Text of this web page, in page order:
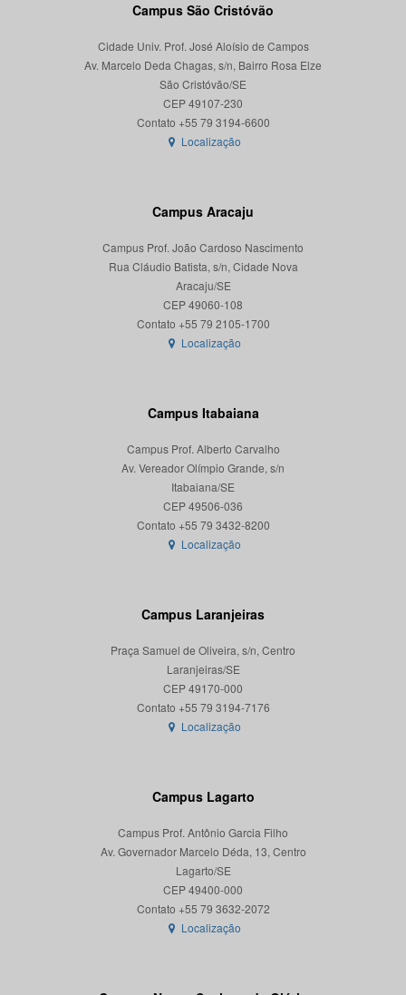
Campus São Cristóvão
Cidade Univ. Prof. José Aloísio de Campos
Av. Marcelo Deda Chagas, s/n, Bairro Rosa Elze
São Cristóvão/SE
CEP 49107-230
Localização
Campus Aracaju
Campus Prof. João Cardoso Nascimento
Rua Cláudio Batista, s/n, Cidade Nova
Aracaju/SE
CEP 49060-108
Localização
Campus Itabaiana
Campus Prof. Alberto Carvalho
Av. Vereador Olímpio Grande, s/n
Itabaiana/SE
CEP 49506-036
Localização
Campus Laranjeiras
Praça Samuel de Oliveira, s/n, Centro
Laranjeiras/SE
CEP 49170-000
Localização
Campus Lagarto
Campus Prof. Antônio Garcia Filho
Av. Governador Marcelo Déda, 13, Centro
Lagarto/SE
CEP 49400-000
Localização